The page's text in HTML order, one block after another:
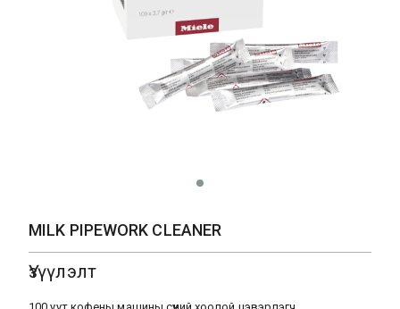
MILK PIPEWORK CLEANER
Үзүүлэлт